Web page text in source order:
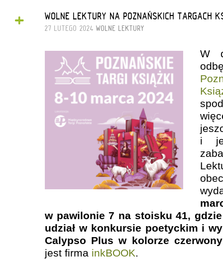
+ WOLNE LEKTURY NA POZNAŃSKICH TARGACH
27 LUTEGO 2024 WOLNE LEKTURY
W
i
w pawilonie 7 na stoisku 41,
udział w konkursie poetyckim i
Calypso Plus w kolorze
jest firma inkBOOK.